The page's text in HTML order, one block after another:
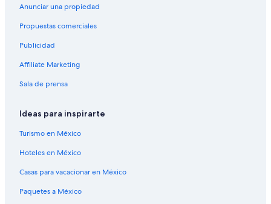
Casas vacacionales en Isla de los Gobernadores
Casas flotantes en Isla de los Gobernadores
Condominios en Isla de los Gobernadores
Apartamentos en Isla de los Gobernadores
Casas de campo en Isla Mark
Condominios en Isla Mark
Apart-Hoteles en Isla Welch
B&B en Isla Welch
Casas de huéspedes en Isla Welch
Anunciar una propiedad
Propuestas comerciales
Publicidad
Affiliate Marketing
Sala de prensa
Ideas para inspirarte
Turismo en México
Hoteles en México
Casas para vacacionar en México
Paquetes a México